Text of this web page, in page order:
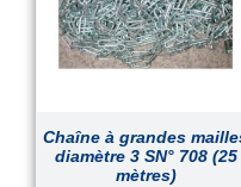
Chaîne à grandes
diamètre 3 SN° 708 (25
mètres)